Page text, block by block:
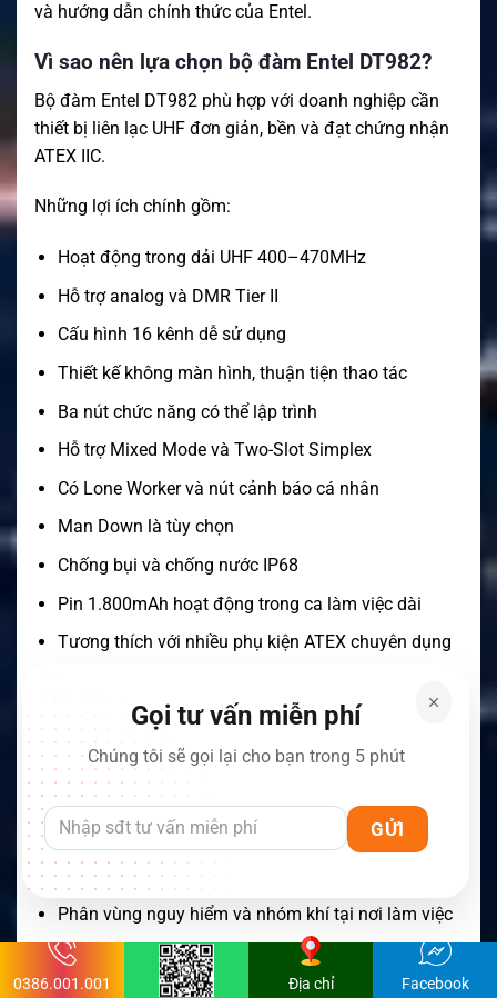
và hướng dẫn chính thức của Entel.
Vì sao nên lựa chọn bộ đàm Entel DT982?
Bộ đàm Entel DT982 phù hợp với doanh nghiệp cần
thiết bị liên lạc UHF đơn giản, bền và đạt chứng nhận
ATEX IIC.
Những lợi ích chính gồm:
Hoạt động trong dải UHF 400–470MHz
Hỗ trợ analog và DMR Tier II
Cấu hình 16 kênh dễ sử dụng
Thiết kế không màn hình, thuận tiện thao tác
Ba nút chức năng có thể lập trình
Hỗ trợ Mixed Mode và Two-Slot Simplex
Có Lone Worker và nút cảnh báo cá nhân
Man Down là tùy chọn
Chống bụi và chống nước IP68
Pin 1.800mAh hoạt động trong ca làm việc dài
Tương thích với nhiều phụ kiện ATEX chuyên dụng
nhiên liệu
Mua bộ đàm Entel DT982
Trước khi đặt mua, khách hàng nên kiểm tra:
Hệ thống đang sử dụng UHF 400–470MHz hay dải
tần khác
Phân vùng nguy hiểm và nhóm khí tại nơi làm việc
Yêu cầu chứng nhận ATEX hay IECEx
Số lượng kênh và nhóm liên lạc cần triển khai
Gọi tư vấn miễn phí
Chúng tôi sẽ gọi lại cho bạn trong 5 phút
0386.001.001 Địa chỉ Facebook